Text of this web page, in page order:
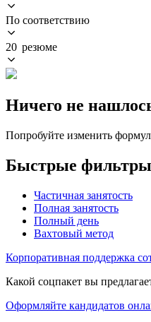
По соответствию
20 резюме
Ничего не
Попробуйте изменить
Быстрые фильтры
Частичная занятость
Полная занятость
Полный день
Вахтовый метод
Корпоративная поддержка
Какой соцпакет вы
Оформляйте кандидатов